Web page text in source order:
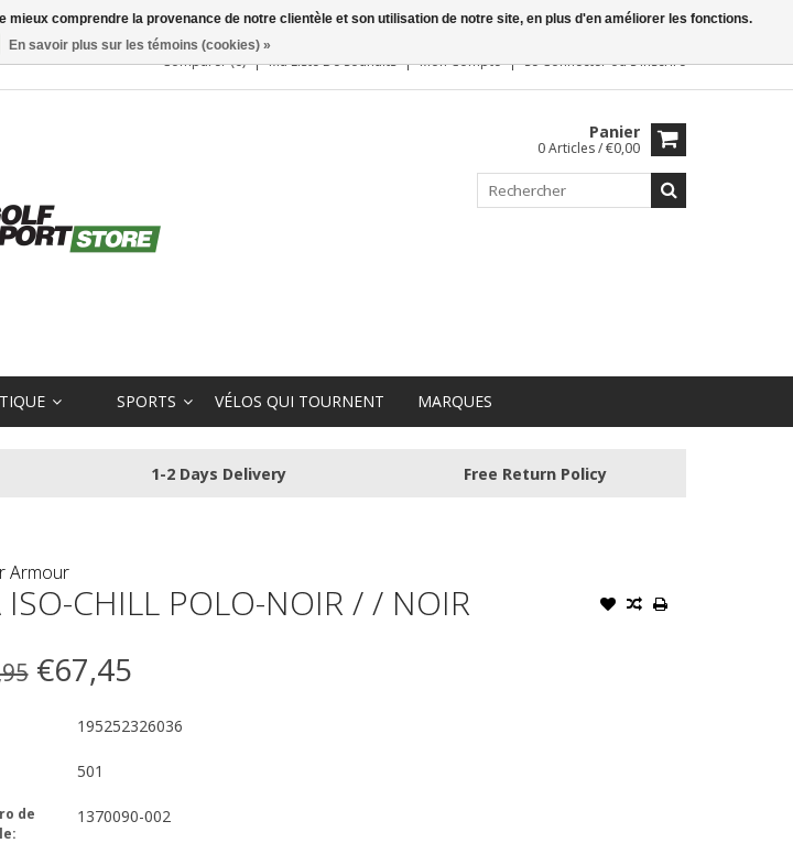
Comparer (0) Ma Liste De Souhaits Mon Compte Se ConnecterouS'inscrire
Panier
0 Articles / €0,00
SPORTS VÉLOS QUI TOURNENT MARQUES
1-2 Days Delivery Free Return Policy
Armour
ISO-CHILL POLO-NOIR / / NOIR
€67,45
195252326036
501
de
1370090-002
comprendre la provenance de notre clientèle et son utilisation de notre site, en plus d'en améliorer les fonctions.
En savoir plus sur les témoins (cookies) »